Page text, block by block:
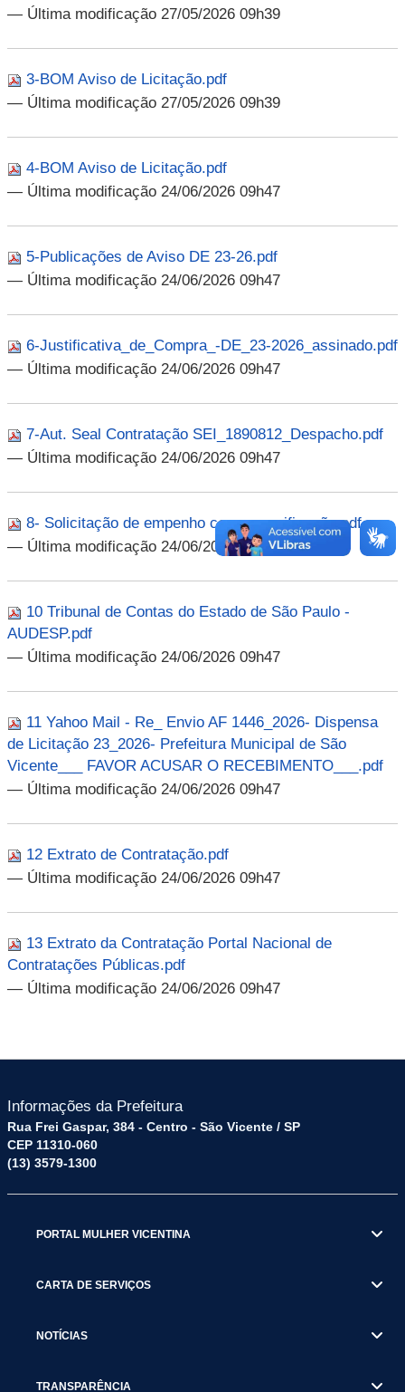
— Última modificação 27/05/2026 09h39
3-BOM Aviso de Licitação.pdf
— Última modificação 27/05/2026 09h39
4-BOM Aviso de Licitação.pdf
— Última modificação 24/06/2026 09h47
5-Publicações de Aviso DE 23-26.pdf
— Última modificação 24/06/2026 09h47
6-Justificativa_de_Compra_-DE_23-2026_assinado.pdf
— Última modificação 24/06/2026 09h47
7-Aut. Seal Contratação SEI_1890812_Despacho.pdf
— Última modificação 24/06/2026 09h47
8- Solicitação de empenho com especificação.pdf
— Última modificação 24/06/2026 09h47
10 Tribunal de Contas do Estado de São Paulo -
AUDESP.pdf
— Última modificação 24/06/2026 09h47
11 Yahoo Mail - Re_ Envio AF 1446_2026- Dispensa
de Licitação 23_2026- Prefeitura Municipal de São
Vicente___ FAVOR ACUSAR O RECEBIMENTO___.pdf
— Última modificação 24/06/2026 09h47
12 Extrato de Contratação.pdf
— Última modificação 24/06/2026 09h47
13 Extrato da Contratação Portal Nacional de
Contratações Públicas.pdf
— Última modificação 24/06/2026 09h47
Informações da Prefeitura
Rua Frei Gaspar, 384 - Centro - São Vicente / SP
CEP 11310-060
(13) 3579-1300
PORTAL MULHER VICENTINA
CARTA DE SERVIÇOS
NOTÍCIAS
TRANSPARÊNCIA